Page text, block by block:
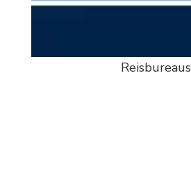
Reisbureaus